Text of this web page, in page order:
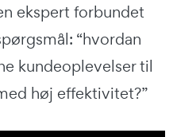
ekspert forbundet
“hvordan
kundeoplevelser til
høj effektivitet?”